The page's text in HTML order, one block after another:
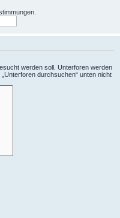
werden soll. Unterforen werden
durchsuchen“ unten nicht